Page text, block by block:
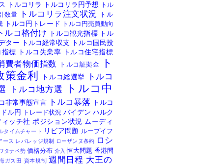
トルコリラ トルコリラ円予想
トル
数量
トルコリラ注文状況
トル
トルコ円トレード トルコ円売買動向
ルコ格付け トルコ観光指標 トル
ター
トルコ経常収支
トルコ国民投
指標
トルコ失業率 トルコ住宅指標
費者物価指数 トルコ証拠金
ト
策金利
トルコ総選挙
トルコ
トルコ地方選 トルコ中
非常事態宣言 トルコ暴落
トルコ
ドル円
トレード状況 バイデン ハルク
ィッチ社 ポジション状況 ムーディ
タイムチャート リビア問題 ループイフ
ース レバレッジ規制 ローザンヌ条約 ロシ
タナベ勢 価格分布 介入 恒大問題 香港問
ガス田 資本規制 週間日程 大王の